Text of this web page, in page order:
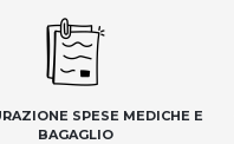
SPESE MEDICHE E
BAGAGLIO